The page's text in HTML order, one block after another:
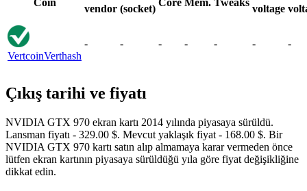
vendor (socket)
voltage
VertcoinVerthash
- - - - - - -
Çıkış tarihi ve fiyatı
NVIDIA GTX 970 ekran kartı 2014 yılında piyasaya sürüldü.
Lansman fiyatı - 329.00 $. Mevcut yaklaşık fiyat - 168.00 $. Bir
NVIDIA GTX 970 kartı satın alıp almamaya karar vermeden önce
lütfen ekran kartının piyasaya sürüldüğü yıla göre fiyat değişikliğine
dikkat edin.